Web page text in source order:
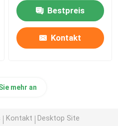
Bestpreis
Kontakt
mehr an
Kontakt Desktop Site